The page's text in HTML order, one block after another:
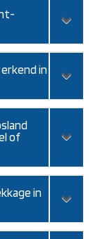
in
of
in